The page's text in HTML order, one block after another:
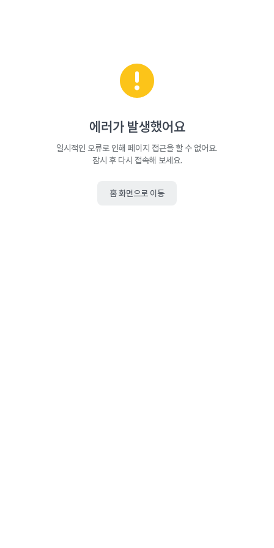
에러가 발생했어요
일시적인 오류로 인해 페이지 접근을 할 수 없어요.
잠시 후 다시 접속해 보세요.
홈 화면으로 이동